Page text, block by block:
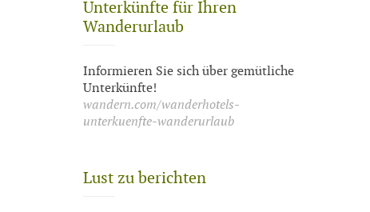
Unterkünfte für Ihren
Wanderurlaub
Informieren Sie sich über gemütliche
Unterkünfte!
wandern.com/wanderhotels-
unterkuenfte-wanderurlaub
Lust zu berichten